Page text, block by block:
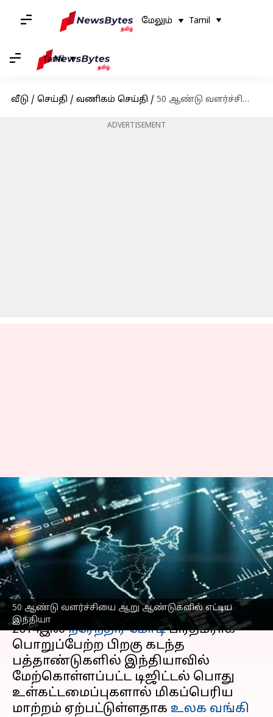
மேலும் Tamil
Tamil
வீடு / செய்தி / வணிகம் செய்தி / 50 ஆண்டு வளர்ச்சியை ஆறு ஆண்டுகளில் எட்டிய இந்தியா; உலக வங்கி பாராட்டு
ADVERTISEMENT
50 ஆண்டு வளர்ச்சியை ஆறு ஆண்டுகளில் எட்டிய
இந்தியா
50 ஆண்டு வளர்ச்சியை
ஆறு ஆண்டுகளில் எட்டிய
இந்தியா; உலக வங்கி
பாராட்டு
எழுதியவர் Sekar Chinnappan Sep 08, 2023 04:14 pm
செய்தி முன்னோட்டம்
2014இல்நரேந்திர மோடிபிரதமராக
பொறுப்பேற்ற பிறகு கடந்த
பத்தாண்டுகளில் இந்தியாவில்
மேற்கொள்ளப்பட்ட டிஜிட்டல் பொது
உள்கட்டமைப்புகளால் மிகப்பெரிய
மாற்றம் ஏற்பட்டுள்ளதாக உலக வங்கி